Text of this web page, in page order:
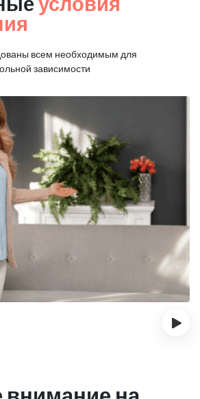
всем необходимым для
зависимости
›